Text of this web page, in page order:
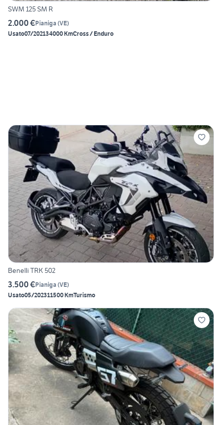
SWM 125 SM R
2.000 €Pianiga (VE)
Usato07/202134000 KmCross / Enduro
Benelli TRK 502
3.500 €Pianiga (VE)
Usato05/202311500 KmTurismo